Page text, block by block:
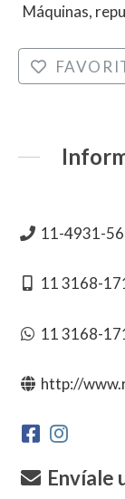
Máquinas,
11-4931-
11 3168-
11 3168-
http://
Envíale